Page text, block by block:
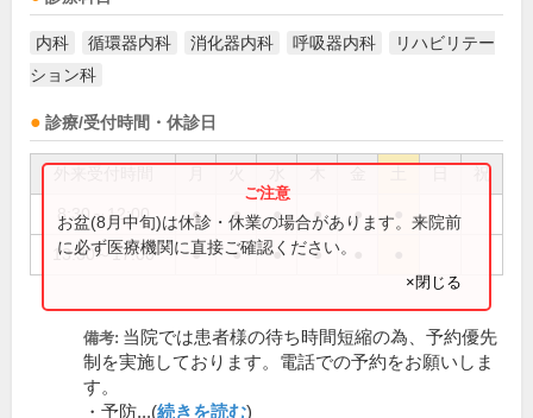
内科 循環器内科 消化器内科 呼吸器内科
リハビリテー
ション科
診療/受付時間・休診日
祝
8:30～12:00 ● ● ● ● ●
13:30～17:00 ● ● ● ●
お盆(8月中旬)は休診・休業の場合があります。来院前
に必ず医療機関に直接ご確認ください。
×閉じる
備考: 当院では患者様の待ち時間短縮の為、予約優先
制を実施しております。電話での予約をお願いしま
す。
・予防...(続きを読む)